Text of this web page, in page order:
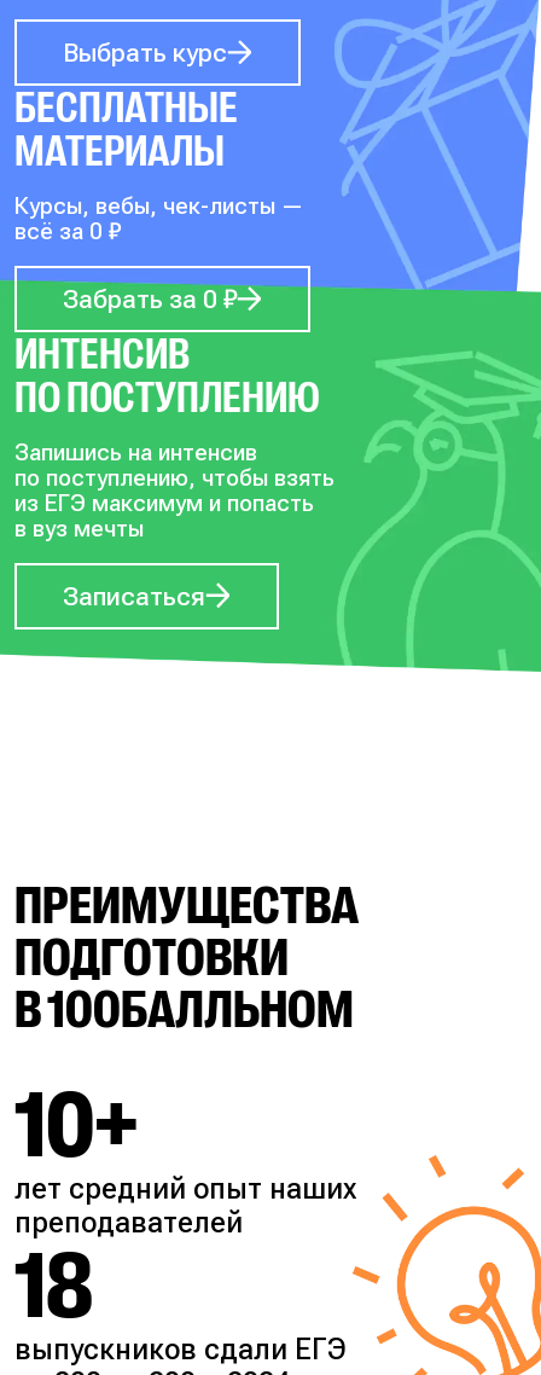
Выбрать курс
БЕСПЛАТНЫЕ
МАТЕРИАЛЫ
Курсы, вебы, чек-листы —
всё за 0 ₽
Забрать за 0 ₽
ИНТЕНСИВ
ПО ПОСТУПЛЕНИЮ
Запишись на интенсив
по поступлению, чтобы взять
из ЕГЭ максимум и попасть
в вуз мечты
Записаться
ПРЕИМУЩЕСТВА
ПОДГОТОВКИ
В 100БАЛЛЬНОМ
10+
лет средний опыт наших
преподавателей
18
выпускников сдали ЕГЭ